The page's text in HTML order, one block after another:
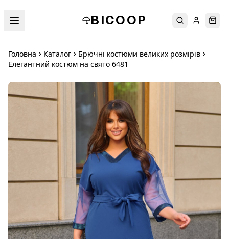
BICOOP ПошукУвійти
Головна Каталог
Брючні костюми великих розмірів
Елегантний костюм на свято 6481